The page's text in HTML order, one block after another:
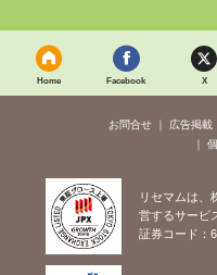
Home Facebook X
お問合せ 広告掲載
リセマムは、
営するサービ
証券コード：